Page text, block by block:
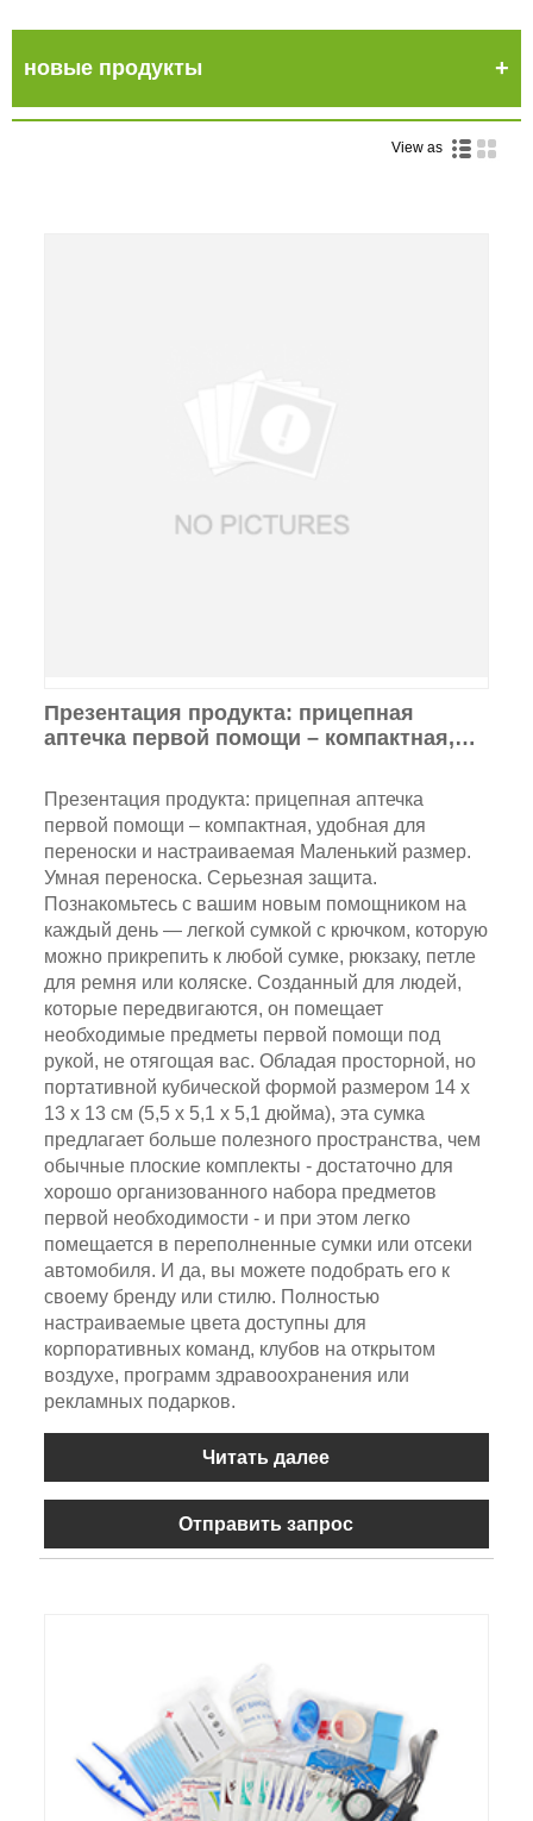
новые продукты
View as
Презентация продукта: прицепная
аптечка первой помощи – компактная,
Презентация продукта: прицепная аптечка
первой помощи – компактная, удобная для
переноски и настраиваемая Маленький размер.
Умная переноска. Серьезная защита.
Познакомьтесь с вашим новым помощником на
каждый день — легкой сумкой с крючком, которую
можно прикрепить к любой сумке, рюкзаку, петле
для ремня или коляске. Созданный для людей,
которые передвигаются, он помещает
необходимые предметы первой помощи под
рукой, не отягощая вас. Обладая просторной, но
портативной кубической формой размером 14 x
13 x 13 см (5,5 x 5,1 x 5,1 дюйма), эта сумка
предлагает больше полезного пространства, чем
обычные плоские комплекты - достаточно для
хорошо организованного набора предметов
первой необходимости - и при этом легко
помещается в переполненные сумки или отсеки
автомобиля. И да, вы можете подобрать его к
своему бренду или стилю. Полностью
настраиваемые цвета доступны для
корпоративных команд, клубов на открытом
воздухе, программ здравоохранения или
рекламных подарков.
Читать далее
Отправить запрос